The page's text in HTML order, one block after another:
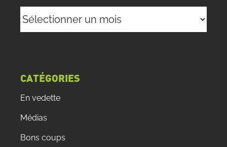
CATÉGORIES
En vedette
Médias
Bons coups